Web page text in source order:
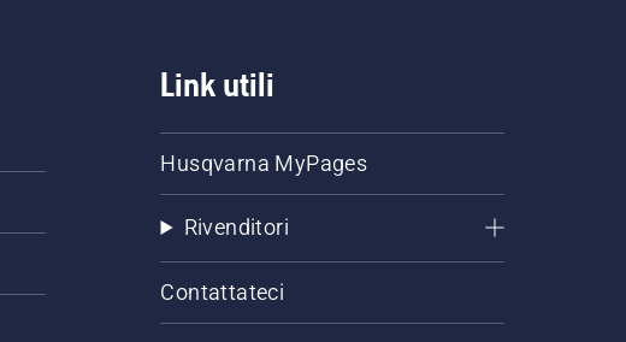
Link utili
Husqvarna MyPages
Rivenditori
Contattateci